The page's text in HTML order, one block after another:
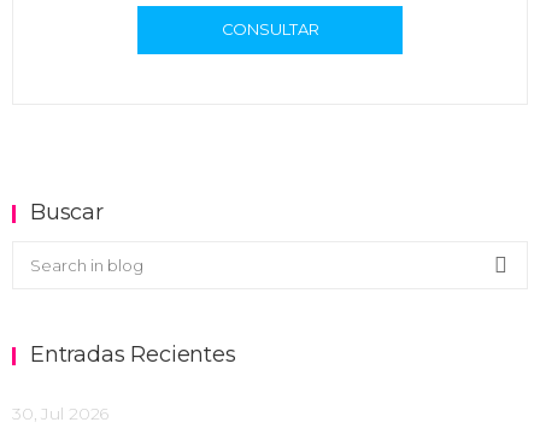
CONSULTAR
Buscar
Buscar en el blog
Entradas Recientes
30, Jul 2026